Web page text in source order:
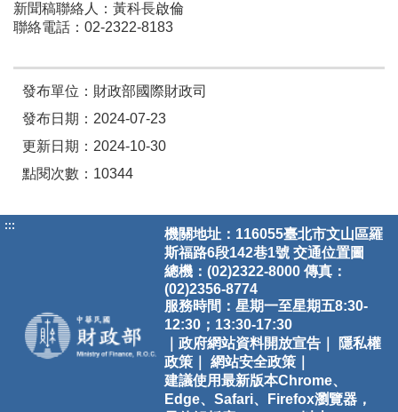
新聞稿聯絡人：黃科長啟倫
聯絡電話：02-2322-8183
發布單位：財政部國際財政司
發布日期：2024-07-23
更新日期：2024-10-30
點閱次數：10344
:::
機關地址：116055臺北市文山區羅
斯福路6段142巷1號 交通位置圖
總機：(02)2322-8000 傳真：
(02)2356-8774
服務時間：星期一至星期五8:30-
12:30；13:30-17:30
｜政府網站資料開放宣告｜
隱私權
政策｜
網站安全政策｜
建議使用最新版本Chrome、
Edge、Safari、Firefox瀏覽器，